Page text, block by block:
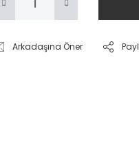
Arkadaşına Öner